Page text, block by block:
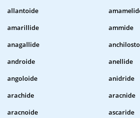
allantoide
amarillide
ammide
anagallide
androide
anellide
angoloide
anidride
arachide
aracnide
aracnoide
ascaride